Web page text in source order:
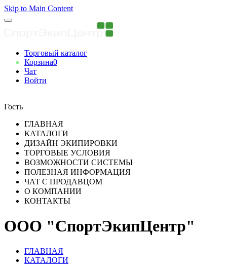
Skip to Main Content
Торговый каталог
Корзина0
Чат
Войти
Гость
ГЛАВНАЯ
КАТАЛОГИ
ДИЗАЙН ЭКИПИРОВКИ
ТОРГОВЫЕ УСЛОВИЯ
ВОЗМОЖНОСТИ СИСТЕМЫ
ПОЛЕЗНАЯ ИНФОРМАЦИЯ
ЧАТ С ПРОДАВЦОМ
О КОМПАНИИ
КОНТАКТЫ
ООО "СпортЭкипЦентр"
ГЛАВНАЯ
КАТАЛОГИ